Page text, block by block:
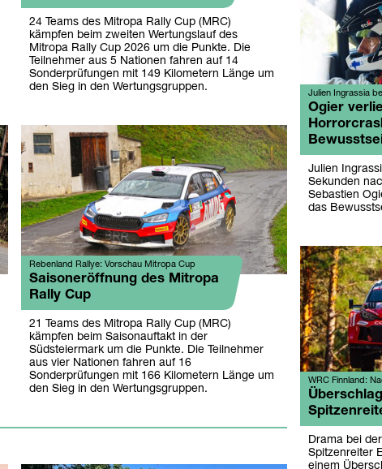
24 Teams des Mitropa Rally Cup (MRC)
kämpfen beim zweiten Wertungslauf des
Mitropa Rally Cup 2026 um die Punkte. Die
Teilnehmer aus 5 Nationen fahren auf 14
Sonderprüfungen mit 149 Kilometern Länge um
den Sieg in den Wertungsgruppen.
Rebenland Rallye: Vorschau Mitropa Cup
Saisoneröffnung des Mitropa
Rally Cup
21 Teams des Mitropa Rally Cup (MRC)
kämpfen beim Saisonauftakt in der
Südsteiermark um die Punkte. Die Teilnehmer
aus vier Nationen fahren auf 16
Sonderprüfungen mit 166 Kilometern Länge um
den Sieg in den Wertungsgruppen.
Julien Ingrassia
Ogier
Julien
Sekunden
Sebastien
das
WRC Finnland:
Drama bei
Spitzenreiter
einem